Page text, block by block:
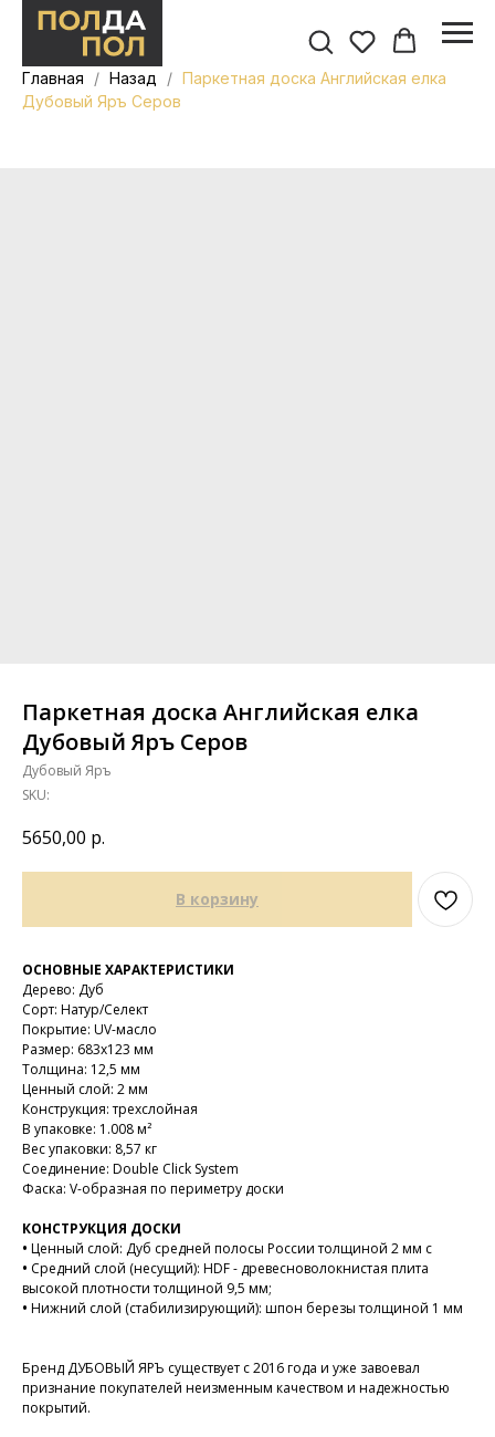
Главная Назад
Паркетная доска Английская елка
Дубовый Яръ Серов
Паркетная доска Английская елка
Дубовый Яръ Серов
Дубовый Яръ
SKU:
5650,00 р.
В корзину
ОСНОВНЫЕ ХАРАКТЕРИСТИКИ
Дерево: Дуб
Сорт: Натур/Селект
Покрытие: UV-масло
Размер: 683x123 мм
Толщина: 12,5 мм
Ценный слой: 2 мм
Конструкция: трехслойная
В упаковке: 1.008 м²
Вес упаковки: 8,57 кг
Соединение: Double Click System
Фаска: V-образная по периметру доски
КОНСТРУКЦИЯ ДОСКИ
• Ценный слой: Дуб средней полосы России толщиной 2 мм с
• Средний слой (несущий): HDF - древесноволокнистая плита
высокой плотности толщиной 9,5 мм;
• Нижний слой (стабилизирующий): шпон березы толщиной 1 мм
Бренд ДУБОВЫЙ ЯРЪ существует с 2016 года и уже завоевал
признание покупателей неизменным качеством и надежностью
покрытий.